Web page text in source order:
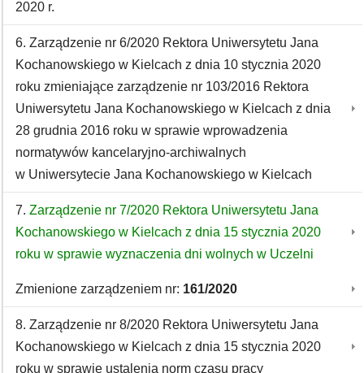
2020 r.
6. Zarządzenie nr 6/2020 Rektora Uniwersytetu Jana
Kochanowskiego w Kielcach z dnia 10 stycznia 2020
roku zmieniające zarządzenie nr 103/2016 Rektora
Uniwersytetu Jana Kochanowskiego w Kielcach z dnia
28 grudnia 2016 roku w sprawie wprowadzenia
normatywów kancelaryjno-archiwalnych
w Uniwersytecie Jana Kochanowskiego w Kielcach
7. Zarządzenie nr 7/2020 Rektora Uniwersytetu Jana
Kochanowskiego w Kielcach z dnia 15 stycznia 2020
roku w sprawie wyznaczenia dni wolnych w Uczelni
Zmienione zarządzeniem nr: 161/2020
8. Zarządzenie nr 8/2020 Rektora Uniwersytetu Jana
Kochanowskiego w Kielcach z dnia 15 stycznia 2020
roku w sprawie ustalenia norm czasu pracy